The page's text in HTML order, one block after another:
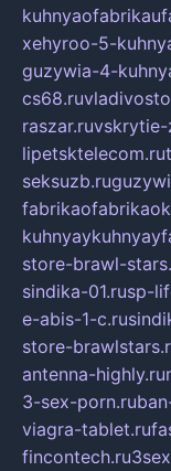
xehyroo-5-
guzywia-4-
cs68.ru
raszar.ruvskrytie-
lipetsktelecom.ru
seksuzb.ru
store-brawl-
sindika-01.rusp-
e-abis-1-c.ru
store-
antenna-highly.ru
3-sex-porn.ru
viagra-tablet.ru
fincontech.ru